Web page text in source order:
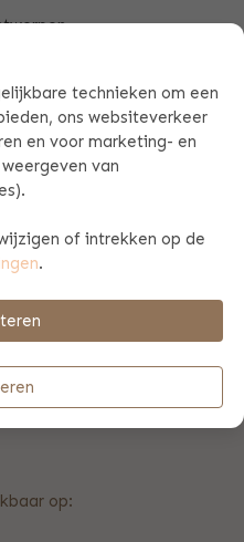
op:
technieken om een
ons websiteverkeer
en voor marketing- en
van
of intrekken op de
.